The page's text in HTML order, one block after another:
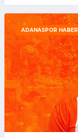
ADANASPOR HABER